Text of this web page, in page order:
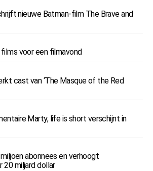
nieuwe Batman-film The Brave and
voor een filmavond
cast van ‘The Masque of the Red
Marty, life is short verschijnt in
abonnees en verhoogt
miljard dollar